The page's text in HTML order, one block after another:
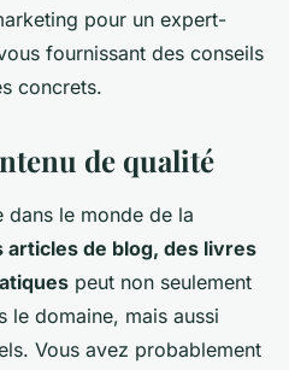
pour un expert-
fournissant des conseils
concrets.
de qualité
dans le monde de la
articles de blog, des livres
peut non seulement
le domaine, mais aussi
Vous avez probablement